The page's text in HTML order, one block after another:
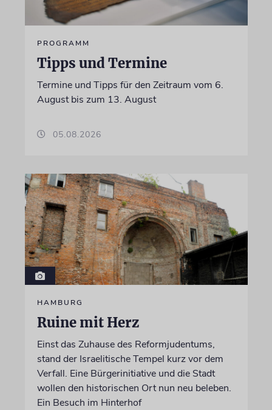
PROGRAMM
Tipps und Termine
Termine und Tipps für den Zeitraum vom 6.
August bis zum 13. August
05.08.2026
HAMBURG
Ruine mit Herz
Einst das Zuhause des Reformjudentums,
stand der Israelitische Tempel kurz vor dem
Verfall. Eine Bürgerinitiative und die Stadt
wollen den historischen Ort nun neu beleben.
Ein Besuch im Hinterhof